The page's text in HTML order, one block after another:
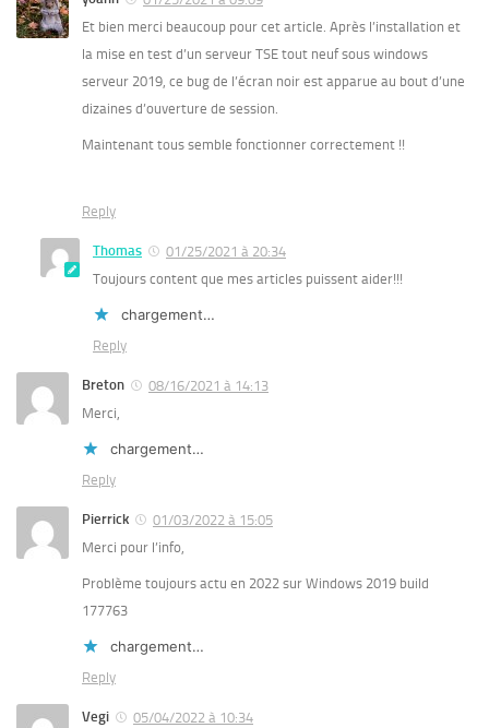
Et bien merci beaucoup pour cet article. Après l’installation et
la mise en test d’un serveur TSE tout neuf sous windows
serveur 2019, ce bug de l’écran noir est apparue au bout d’une
dizaines d’ouverture de session.
Maintenant tous semble fonctionner correctement !!
Reply
Thomas
01/25/2021 à 20:34
Toujours content que mes articles puissent aider!!!
chargement…
Reply
Breton
08/16/2021 à 14:13
Merci,
chargement…
Reply
Pierrick
01/03/2022 à 15:05
Merci pour l’info,
Problème toujours actu en 2022 sur Windows 2019 build
177763
chargement…
Reply
Vegi
05/04/2022 à 10:34